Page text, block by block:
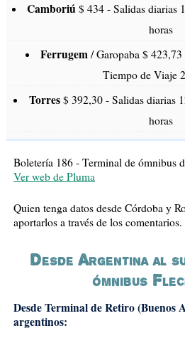
Camboriú$ 434 - Salidas diarias
horas
Ferrugem/ Garopaba $
Tiempo de Viaje
Torres $ 392,30 - Salidas diarias
horas
Boletería 186 - Terminal de ómnibus
Ver web de Pluma
Quien tenga datos desde Córdoba y
aportarlos a través de los comentarios.
Desde Argentina al
ómnibus
Desde Terminal de Retiro (Buenos
argentinos: